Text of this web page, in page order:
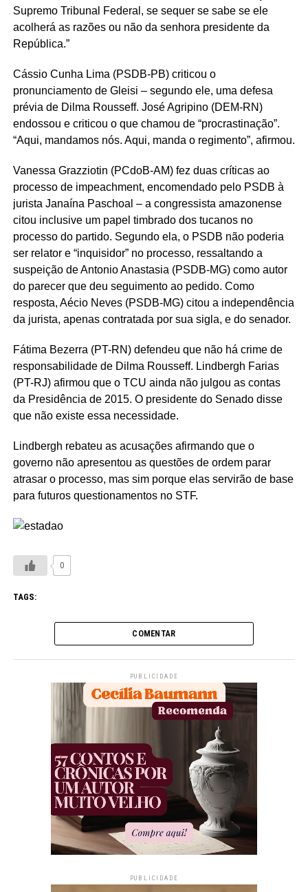
Supremo Tribunal Federal, se sequer se sabe se ele
acolherá as razões ou não da senhora presidente da
República.”
Cássio Cunha Lima (PSDB-PB) criticou o
pronunciamento de Gleisi – segundo ele, uma defesa
prévia de Dilma Rousseff. José Agripino (DEM-RN)
endossou e criticou o que chamou de “procrastinação”.
“Aqui, mandamos nós. Aqui, manda o regimento”, afirmou.
Vanessa Grazziotin (PCdoB-AM) fez duas críticas ao
processo de impeachment, encomendado pelo PSDB à
jurista Janaína Paschoal – a congressista amazonense
citou inclusive um papel timbrado dos tucanos no
processo do partido. Segundo ela, o PSDB não poderia
ser relator e “inquisidor” no processo, ressaltando a
suspeição de Antonio Anastasia (PSDB-MG) como autor
do parecer que deu seguimento ao pedido. Como
resposta, Aécio Neves (PSDB-MG) citou a independência
da jurista, apenas contratada por sua sigla, e do senador.
Fátima Bezerra (PT-RN) defendeu que não há crime de
responsabilidade de Dilma Rousseff. Lindbergh Farias
(PT-RJ) afirmou que o TCU ainda não julgou as contas
da Presidência de 2015. O presidente do Senado disse
que não existe essa necessidade.
Lindbergh rebateu as acusações afirmando que o
governo não apresentou as questões de ordem parar
atrasar o processo, mas sim porque elas servirão de base
para futuros questionamentos no STF.
0
TAGS:
COMENTAR
PUBLICIDADE
PUBLICIDADE